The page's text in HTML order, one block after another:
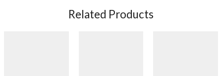
Related Products